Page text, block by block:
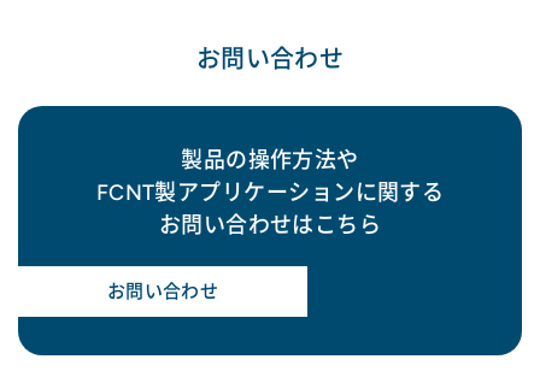
お問い合わせ
製品の操作方法や
FCNT製アプリケーションに関する
お問い合わせはこちら
お問い合わせ